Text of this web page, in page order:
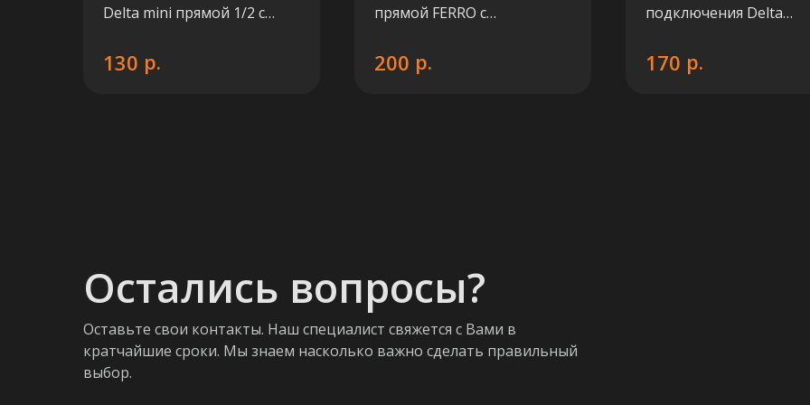
Delta mini прямой 1/2 с
RAL 9016
130 р.
прямой FERRO с
200 р.
подключения Delta
MM (Ral 9005)
170 р.
Остались вопросы?
Оставьте свои контакты. Наш специалист свяжется с Вами в
кратчайшие сроки. Мы знаем насколько важно сделать правильный
выбор.